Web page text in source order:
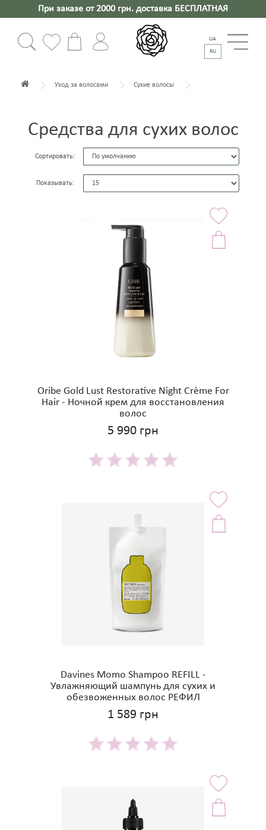
При заказе от 2000 грн. доставка БЕСПЛАТНАЯ
UA
RU
Уход за волосами Сухие волосы
Средства для сухих волос
Сортировать:
Показывать:
Oribe Gold Lust Restorative Night Crème For
Hair - Ночной крем для восстановления
волос
5 990 грн
Davines Momo Shampoo REFILL -
Увлажняющий шампунь для сухих и
обезвоженных волос РЕФИЛ
1 589 грн